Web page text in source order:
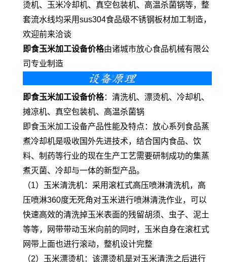
烫机、玉米冷却机、真空包装机、高温杀菌锅等，整
套流水线均采用sus304食品级不锈钢板材加工制造，
欢迎前来洽谈
即食玉米加工设备价格由诸城市放心食品机械有限公
司专业制造
即食玉米加工设备价格：清洗机、漂烫机、冷却机、
摊凉机、真空包装机、高温杀菌锅
即食玉米加工设备产品性能及特点：放心系列食品蒸
煮冷却机是吸收国外先进技术，结合国内食品、饮
料、制药等行业的现在生产工艺需要研制成功的集蒸
煮灭菌、冷却与一体的新型产品。
（1）玉米清洗机：采用滚杠式高压喷淋清洗机，高
压喷淋360度无死角对玉米进行喷淋清洗作业，可以
快速高效的清洗掉玉米表面的残留胡须、虫子、泥土
等等，网带带动玉米向前的同时，玉米自身在滚杠式
网带上面也进行滚动，整机设计完整
（2）玉米漂烫机：该漂烫机是对玉米清洗之后进行